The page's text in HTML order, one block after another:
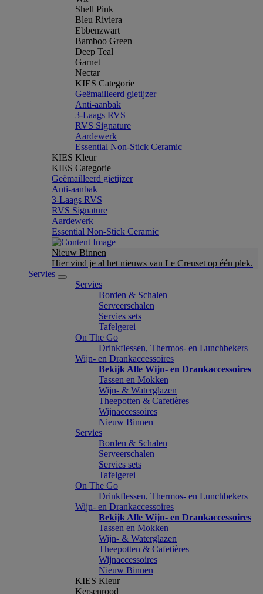
Shell Pink
Bleu Riviera
Ebbenzwart
Bamboo Green
Deep Teal
Garnet
Nectar
KIES Categorie
Geëmailleerd gietijzer
Anti-aanbak
3-Laags RVS
RVS Signature
Aardewerk
Essential Non-Stick Ceramic
KIES Kleur
KIES Categorie
Geëmailleerd gietijzer
Anti-aanbak
3-Laags RVS
RVS Signature
Aardewerk
Essential Non-Stick Ceramic
Nieuw Binnen
Hier vind je al het nieuws van Le Creuset op één plek.
Servies
Servies
Borden & Schalen
Serveerschalen
Servies sets
Tafelgerei
On The Go
Drinkflessen, Thermos- en Lunchbekers
Wijn- en Drankaccessoires
Bekijk Alle Wijn- en Drankaccessoires
Tassen en Mokken
Wijn- & Waterglazen
Theepotten & Cafetières
Wijnaccessoires
Nieuw Binnen
Servies
Borden & Schalen
Serveerschalen
Servies sets
Tafelgerei
On The Go
Drinkflessen, Thermos- en Lunchbekers
Wijn- en Drankaccessoires
Bekijk Alle Wijn- en Drankaccessoires
Tassen en Mokken
Wijn- & Waterglazen
Theepotten & Cafetières
Wijnaccessoires
Nieuw Binnen
KIES Kleur
Kersenrood